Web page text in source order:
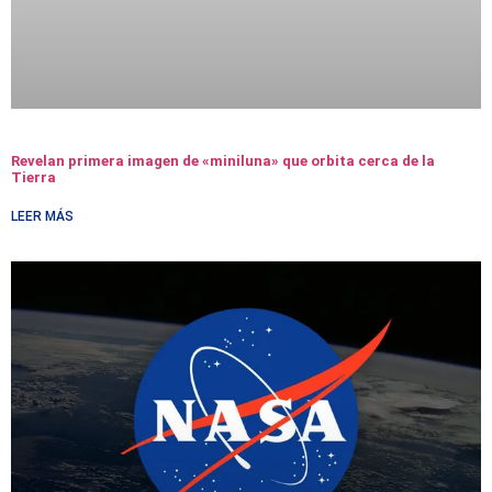
Revelan primera imagen de «miniluna» que orbita cerca de la
Tierra
LEER MÁS